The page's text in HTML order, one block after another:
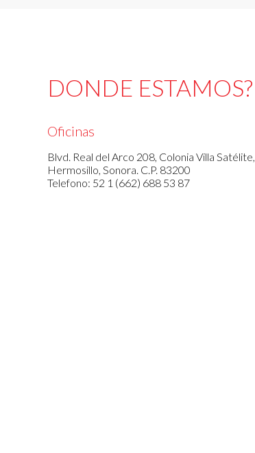
DONDE ESTAMOS?
Oficinas
Blvd. Real del Arco 208, Colonia Villa Satélite,
Hermosillo, Sonora. C.P. 83200
Telefono: 52 1 (662) 688 53 87